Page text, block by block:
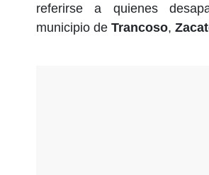
referirse a quienes
municipio de Trancoso,